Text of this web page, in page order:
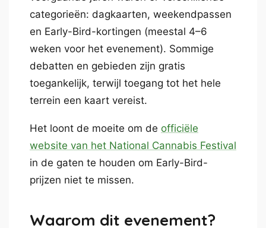
categorieën: dagkaarten, weekendpassen
en Early-Bird-kortingen (meestal 4–6
weken voor het evenement). Sommige
debatten en gebieden zijn gratis
toegankelijk, terwijl toegang tot het hele
terrein een kaart vereist.
Het loont de moeite om de officiële
website van het National Cannabis Festival
in de gaten te houden om Early-Bird-
prijzen niet te missen.
Waarom dit evenement?